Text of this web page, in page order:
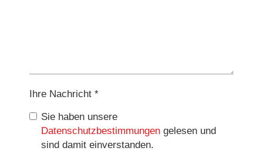
Ihre Nachricht *
Sie haben unsere
Datenschutzbestimmungen gelesen und
sind damit einverstanden.